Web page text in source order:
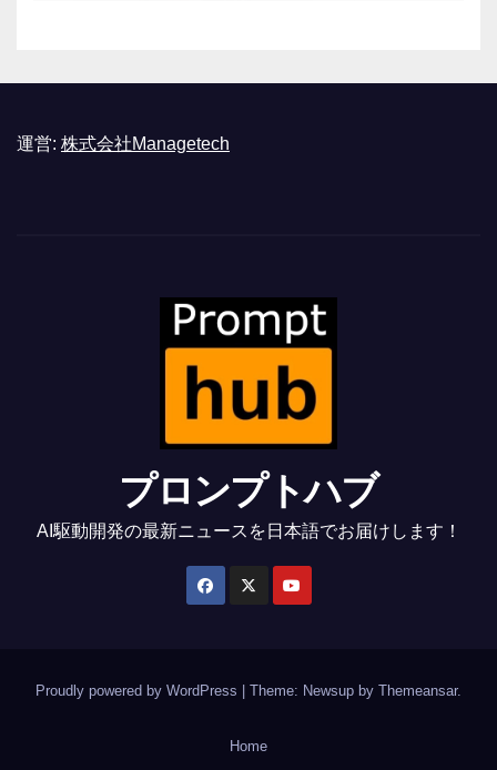
運営: 株式会社Managetech
プロンプトハブ
AI駆動開発の最新ニュースを日本語でお届けします！
Proudly powered by WordPress Theme: Newsup by Themeansar.
Home